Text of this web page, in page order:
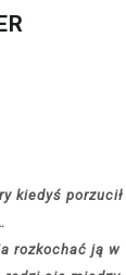
kiedyś porzucił
rozkochać ją w